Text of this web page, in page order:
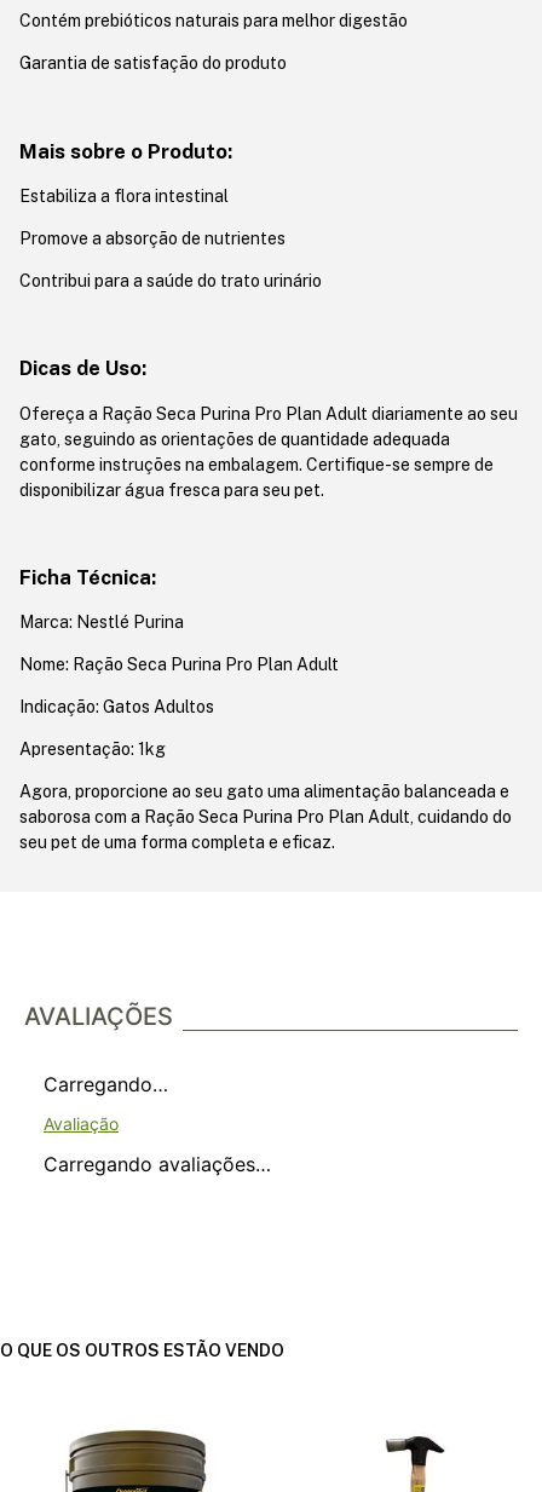
Contém prebióticos naturais para melhor digestão
Garantia de satisfação do produto
Mais sobre o Produto:
Estabiliza a flora intestinal
Promove a absorção de nutrientes
Contribui para a saúde do trato urinário
Dicas de Uso:
Ofereça a Ração Seca Purina Pro Plan Adult diariamente ao seu
gato, seguindo as orientações de quantidade adequada
conforme instruções na embalagem. Certifique-se sempre de
disponibilizar água fresca para seu pet.
Ficha Técnica:
Marca: Nestlé Purina
Nome: Ração Seca Purina Pro Plan Adult
Indicação: Gatos Adultos
Apresentação: 1kg
Agora, proporcione ao seu gato uma alimentação balanceada e
saborosa com a Ração Seca Purina Pro Plan Adult, cuidando do
seu pet de uma forma completa e eficaz.
AVALIAÇÕES
Carregando…
Carregando avaliações…
O QUE OS OUTROS ESTÃO VENDO